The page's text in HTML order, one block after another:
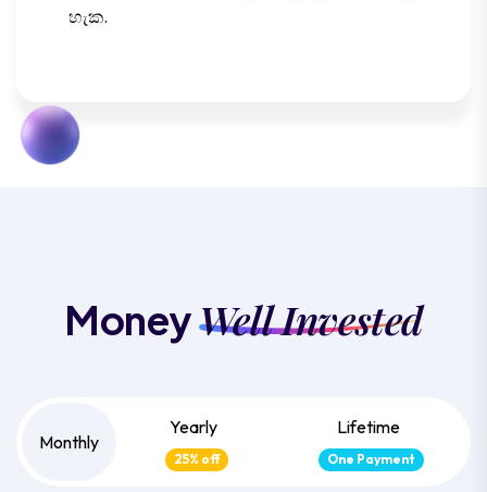
හැක.
MoneyWell Invested
Monthly
25% off One Payment